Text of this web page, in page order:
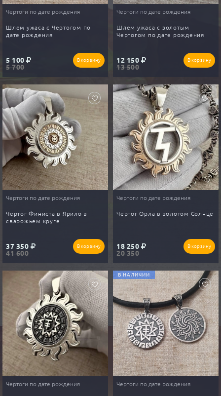
Чертоги по дате рождения
Шлем ужаса с Чертогом по
дате рождения
5 100
5 700
В корзину
Чертоги по дате рождения
Шлем ужаса с золотым
Чертогом по дате рождения
12 150
13 500
В корзину
Чертоги по дате рождения
Чертог Финиста в Ярило в
сварожьем круге
37 350
41 600
В корзину
Чертоги по дате рождения
Чертог Орла в золотом Солнце
18 250
20 350
В корзину
Чертоги по дате рождения
В НАЛИЧИИ
Чертоги по дате рождения